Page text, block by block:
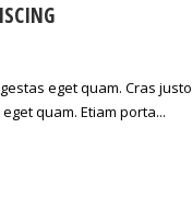
eget quam. Cras justo
quam. Etiam porta...